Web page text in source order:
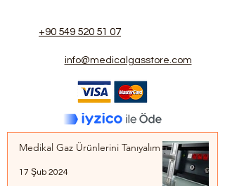
+90 549 520 51 07
info@medicalgasstore.com
Medikal Gaz Ürünlerini Tanıyalım
17 Şub 2024